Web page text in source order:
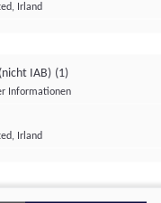
Irland
(nicht IAB) (1)
Informationen
Irland